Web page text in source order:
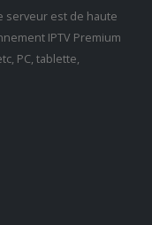
serveur est de haute
IPTV Premium
PC, tablette,